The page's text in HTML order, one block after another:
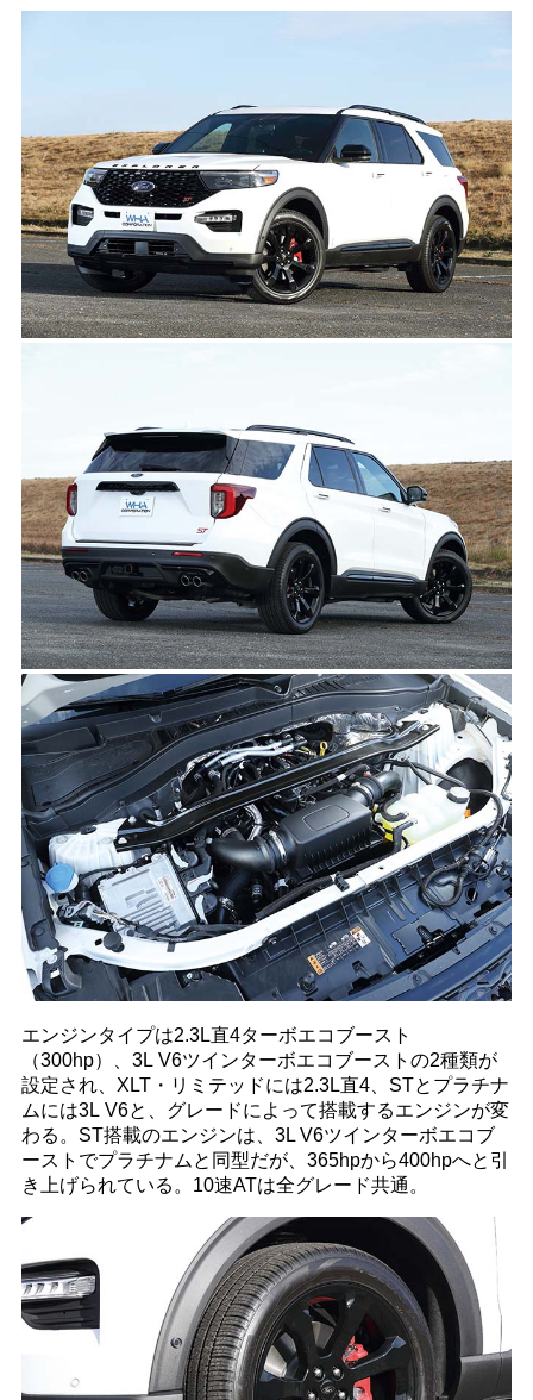
エンジンタイプは2.3L直4ターボエコブースト
（300hp）、3L V6ツインターボエコブーストの2種類が
設定され、XLT・リミテッドには2.3L直4、STとプラチナ
ムには3L V6と、グレードによって搭載するエンジンが変
わる。ST搭載のエンジンは、3L V6ツインターボエコブ
ーストでプラチナムと同型だが、365hpから400hpへと引
き上げられている。10速ATは全グレード共通。